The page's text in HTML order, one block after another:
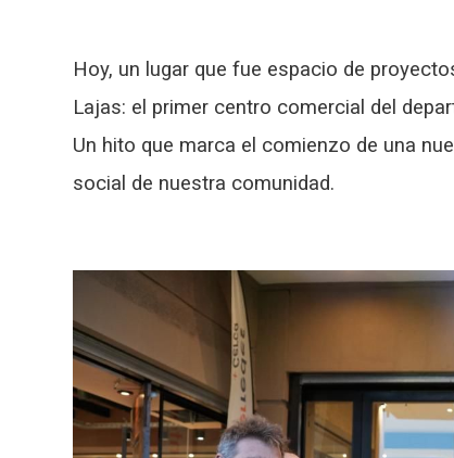
Hoy, un lugar que fue espacio de
Lajas: el primer centro comercial del
Un hito que marca el comienzo de una
social de nuestra comunidad.